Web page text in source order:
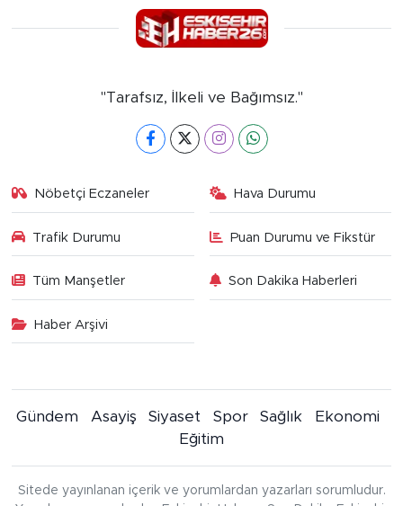
"Tarafsız, İlkeli ve Bağımsız."
Nöbetçi Eczaneler Hava Durumu
Trafik Durumu Puan Durumu ve Fikstür
Tüm Manşetler Son Dakika Haberleri
Haber Arşivi
Gündem Asayiş Siyaset Spor Sağlık
Ekonomi
Eğitim
Sitede yayınlanan içerik ve yorumlardan yazarları sorumludur.